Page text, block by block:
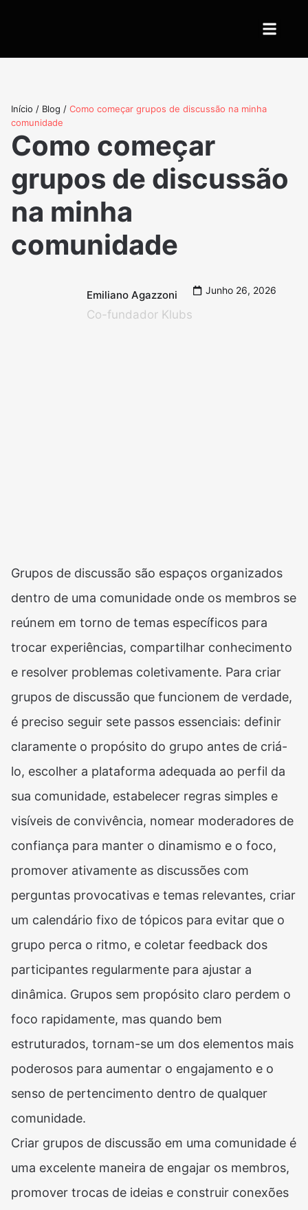
Início / Blog / Como começar grupos de discussão na minha
comunidade
Como começar
grupos de discussão
na minha
comunidade
Emiliano Agazzoni
Co-fundador Klubs
Junho 26, 2026
Grupos de discussão são espaços organizados
dentro de uma comunidade onde os membros se
reúnem em torno de temas específicos para
trocar experiências, compartilhar conhecimento
e resolver problemas coletivamente. Para criar
grupos de discussão que funcionem de verdade,
é preciso seguir sete passos essenciais: definir
claramente o propósito do grupo antes de criá-
lo, escolher a plataforma adequada ao perfil da
sua comunidade, estabelecer regras simples e
visíveis de convivência, nomear moderadores de
confiança para manter o dinamismo e o foco,
promover ativamente as discussões com
perguntas provocativas e temas relevantes, criar
um calendário fixo de tópicos para evitar que o
grupo perca o ritmo, e coletar feedback dos
participantes regularmente para ajustar a
dinâmica. Grupos sem propósito claro perdem o
foco rapidamente, mas quando bem
estruturados, tornam-se um dos elementos mais
poderosos para aumentar o engajamento e o
senso de pertencimento dentro de qualquer
comunidade.
Criar grupos de discussão em uma comunidade é
uma excelente maneira de engajar os membros,
promover trocas de ideias e construir conexões